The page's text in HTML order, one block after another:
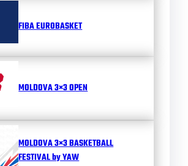
FIBA EUROBASKET
MOLDOVA 3×3 OPEN
MOLDOVA 3×3 BASKETBALL
FESTIVAL by YAW